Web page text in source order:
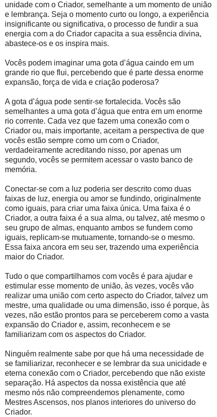
unidade com o Criador, semelhante a um momento de união
e lembrança. Seja o momento curto ou longo, a experiência
insignificante ou significativa, o processo de fundir a sua
energia com a do Criador capacita a sua essência divina,
abastece-os e os inspira mais.
Vocês podem imaginar uma gota d’água caindo em um
grande rio que flui, percebendo que é parte dessa enorme
expansão, força de vida e criação poderosa?
A gota d’água pode sentir-se fortalecida. Vocês são
semelhantes a uma gota d’água que entra em um enorme
rio corrente. Cada vez que fazem uma conexão com o
Criador ou, mais importante, aceitam a perspectiva de que
vocês estão sempre como um com o Criador,
verdadeiramente acreditando nisso, por apenas um
segundo, vocês se permitem acessar o vasto banco de
memória.
Conectar-se com a luz poderia ser descrito como duas
faixas de luz, energia ou amor se fundindo, originalmente
como iguais, para criar uma faixa única. Uma faixa é o
Criador, a outra faixa é a sua alma, ou talvez, até mesmo o
seu grupo de almas, enquanto ambos se fundem como
iguais, replicam-se mutuamente, tornando-se o mesmo.
Essa faixa ancora em seu ser, trazendo uma experiência
maior do Criador.
Tudo o que compartilhamos com vocês é para ajudar e
estimular esse momento de união, às vezes, vocês vão
realizar uma união com certo aspecto do Criador, talvez um
mestre, uma qualidade ou uma dimensão, isso é porque, às
vezes, não estão prontos para se perceberem como a vasta
expansão do Criador e, assim, reconhecem e se
familiarizam com os aspectos do Criador.
Ninguém realmente sabe por que há uma necessidade de
se familiarizar, reconhecer e se lembrar da sua unicidade e
eterna conexão com o Criador, percebendo que não existe
separação. Há aspectos da nossa existência que até
mesmo nós não compreendemos plenamente, como
Mestres Ascensos, nos planos interiores do universo do
Criador.